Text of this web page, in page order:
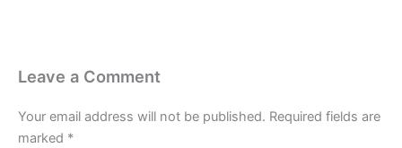
Leave a Comment
Your email address will not be published. Required fields are
marked *